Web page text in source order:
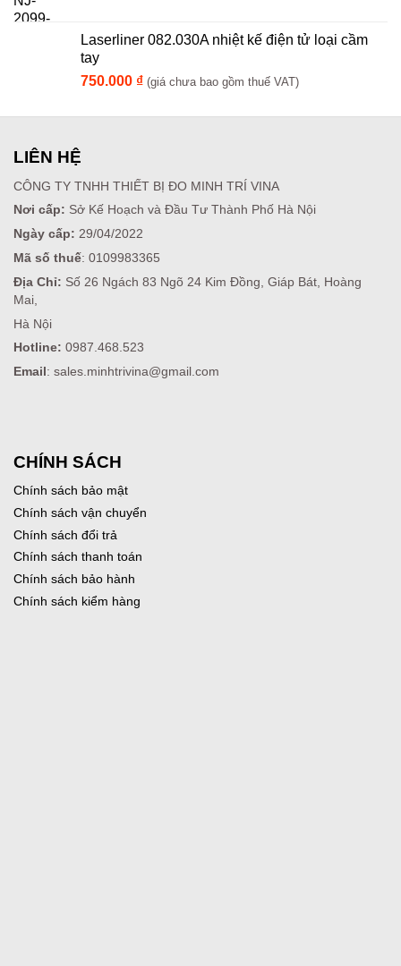
Laserliner 082.030A nhiệt kế điện tử loại cầm
tay
750.000 ₫ (giá chưa bao gồm thuế VAT)
LIÊN HỆ
CÔNG TY TNHH THIẾT BỊ ĐO MINH TRÍ VINA
Nơi cấp: Sở Kế Hoạch và Đầu Tư Thành Phố Hà Nội
Ngày cấp: 29/04/2022
Mã số thuế: 0109983365
Địa Chỉ: Số 26 Ngách 83 Ngõ 24 Kim Đồng, Giáp Bát, Hoàng
Mai,
Hà Nội
Hotline: 0987.468.523
Email : sales.minhtrivina@gmail.com
CHÍNH SÁCH
Chính sách bảo mật
Chính sách vận chuyển
Chính sách đổi trả
Chính sách thanh toán
Chính sách bảo hành
Chính sách kiểm hàng